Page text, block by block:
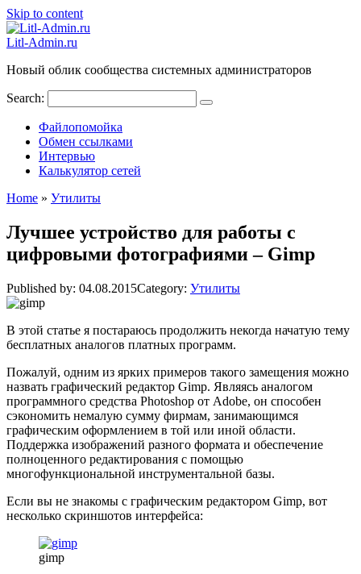
Skip to content
Litl-Admin.ru
Новый облик сообщества системных администраторов
Search:
Файлопомойка
Обмен ссылками
Интервью
Калькулятор сетей
Home » Утилиты
Лучшее устройство для работы с
цифровыми фотографиями – Gimp
Published by: 04.08.2015Category: Утилиты
В этой статье я постараюсь продолжить некогда начатую тему
бесплатных аналогов платных программ.
Пожалуй, одним из ярких примеров такого замещения можно
назвать графический редактор Gimp. Являясь аналогом
программного средства Photoshop от Adobe, он способен
сэкономить немалую сумму фирмам, занимающимся
графическим оформлением в той или иной области.
Поддержка изображений разного формата и обеспечение
полноценного редактирования с помощью
многофункциональной инструментальной базы.
Если вы не знакомы с графическим редактором Gimp, вот
несколько скриншотов интерфейса:
gimp